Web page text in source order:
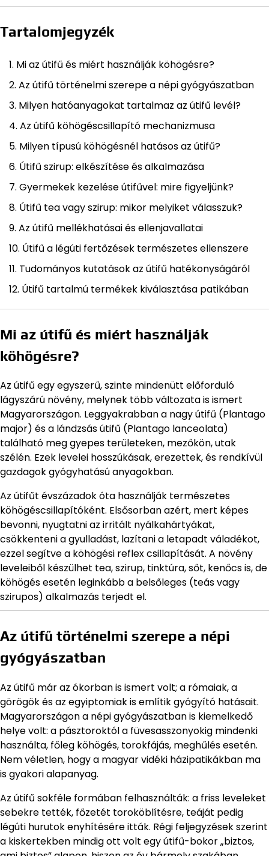
Tartalomjegyzék
Mi az útifű és miért használják köhögésre?
Az útifű történelmi szerepe a népi gyógyászatban
Milyen hatóanyagokat tartalmaz az útifű levél?
Az útifű köhögéscsillapító mechanizmusa
Milyen típusú köhögésnél hatásos az útifű?
Útifű szirup: elkészítése és alkalmazása
Gyermekek kezelése útifűvel: mire figyeljünk?
Útifű tea vagy szirup: mikor melyiket válasszuk?
Az útifű mellékhatásai és ellenjavallatai
Útifű a légúti fertőzések természetes ellenszere
Tudományos kutatások az útifű hatékonyságáról
Útifű tartalmú termékek kiválasztása patikában
Mi az útifű és miért használják
köhögésre?
Az útifű egy egyszerű, szinte mindenütt előforduló
lágyszárú növény, melynek több változata is ismert
Magyarországon. Leggyakrabban a nagy útifű (Plantago
major) és a lándzsás útifű (Plantago lanceolata)
található meg gyepes területeken, mezőkön, utak
szélén. Ezek levelei hosszúkásak, erezettek, és rendkívül
gazdagok gyógyhatású anyagokban.
Az útifűt évszázadok óta használják természetes
köhögéscsillapítóként. Elsősorban azért, mert képes
bevonni, nyugtatni az irritált nyálkahártyákat,
csökkenteni a gyulladást, lazítani a letapadt váladékot,
ezzel segítve a köhögési reflex csillapítását. A növény
leveleiből készülhet tea, szirup, tinktúra, sőt, kenőcs is, de
köhögés esetén leginkább a belsőleges (teás vagy
szirupos) alkalmazás terjedt el.
Az útifű történelmi szerepe a népi
gyógyászatban
Az útifű már az ókorban is ismert volt; a rómaiak, a
görögök és az egyiptomiak is említik gyógyító hatásait.
Magyarországon a népi gyógyászatban is kiemelkedő
helye volt: a pásztoroktól a füvesasszonyokig mindenki
használta, főleg köhögés, torokfájás, meghűlés esetén.
Nem véletlen, hogy a magyar vidéki házipatikákban ma
is gyakori alapanyag.
Az útifű sokféle formában felhasználták: a friss leveleket
sebekre tették, főzetét toroköblítésre, teáját pedig
légúti hurutok enyhítésére itták. Régi feljegyzések szerint
a kiskertekben mindig ott volt egy útifű-bokor „biztos,